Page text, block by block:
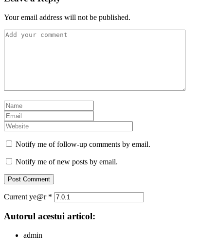
Your email address will not be published.
Notify me of follow-up comments by email.
Notify me of new posts by email.
Current ye@r *
Autorul acestui articol:
admin